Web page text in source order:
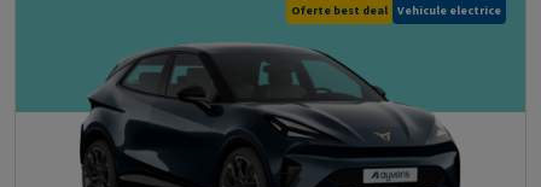
Oferte best deal Vehicule electrice